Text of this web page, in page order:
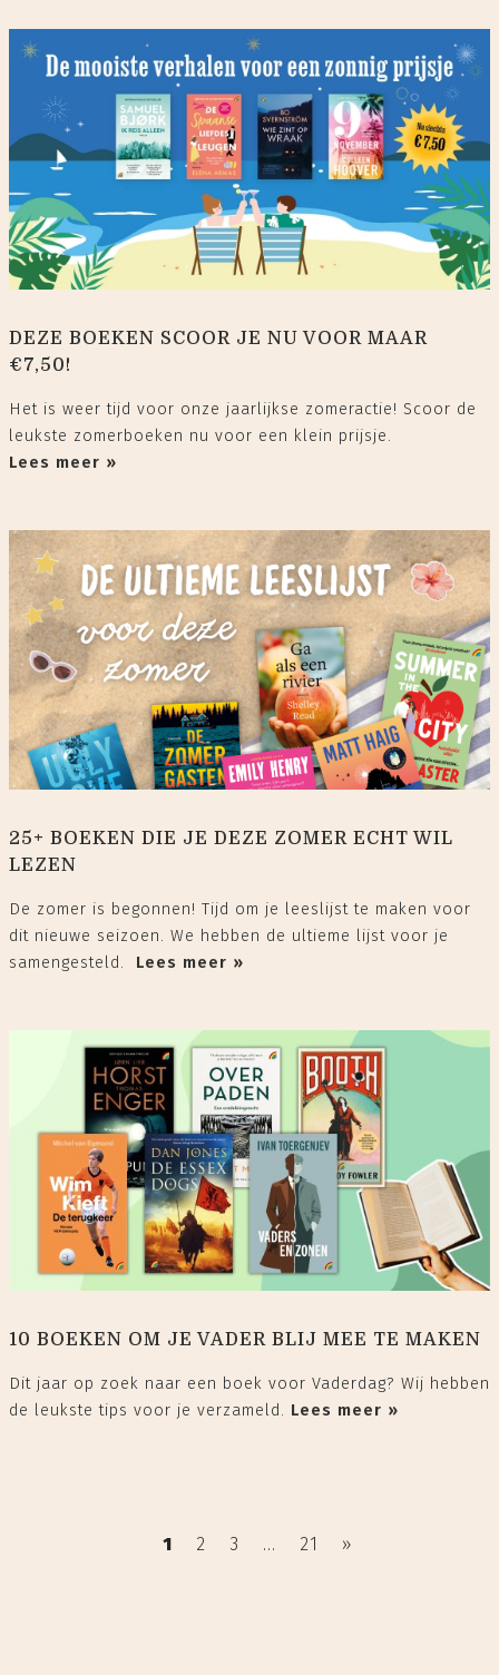
DEZE BOEKEN SCOOR JE NU VOOR MAAR
€7,50!
Het is weer tijd voor onze jaarlijkse zomeractie! Scoor de
leukste zomerboeken nu voor een klein prijsje.
Lees meer »
25+ BOEKEN DIE JE DEZE ZOMER ECHT WIL
LEZEN
De zomer is begonnen! Tijd om je leeslijst te maken voor
dit nieuwe seizoen. We hebben de ultieme lijst voor je
samengesteld. Lees meer »
10 BOEKEN OM JE VADER BLIJ MEE TE MAKEN
Dit jaar op zoek naar een boek voor Vaderdag? Wij hebben
de leukste tips voor je verzameld. Lees meer »
1 2 3 ... 21 »